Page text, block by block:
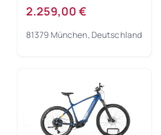
2.259,00 €
81379 München, Deutschland